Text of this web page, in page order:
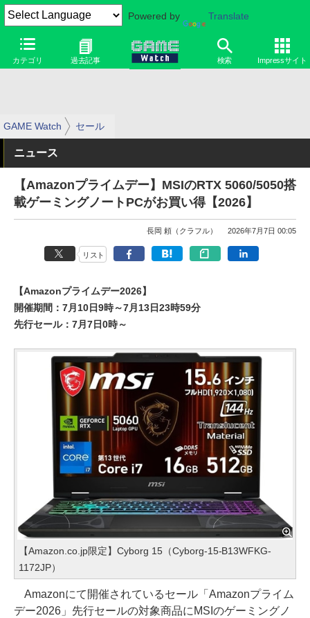
Powered by Translate
カテゴリ 過去記事 検索 Impressサイト
GAME Watch セール
ニュース
【Amazonプライムデー】MSIのRTX 5060/5050搭
載ゲーミングノートPCがお買い得【2026】
長岡 頼（クラフル） 2026年7月7日 00:05
リスト
【Amazonプライムデー2026】
開催期間：7月10日9時～7月13日23時59分
先行セール：7月7日0時～
【Amazon.co.jp限定】Cyborg 15（Cyborg-15-B13WFKG-
1172JP）
Amazonにて開催されているセール「Amazonプライム
デー2026」先行セールの対象商品にMSIのゲーミングノ